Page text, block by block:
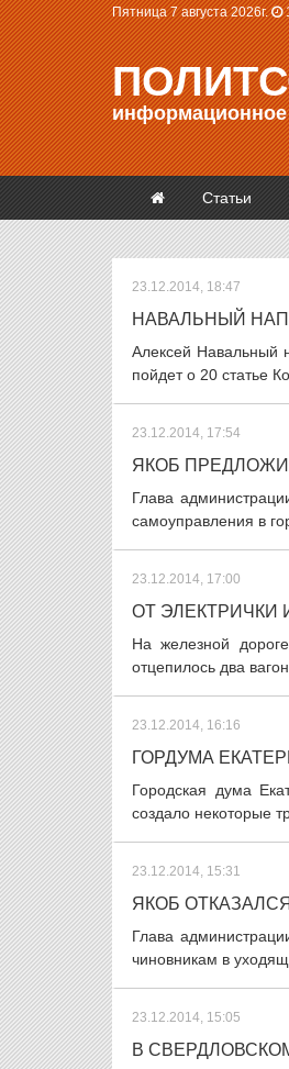
Пятница 7 августа 2026г.
информационное
Статьи
23.12.2014, 18:47
НАВАЛЬНЫЙ
Алексей Навальный
пойдет о 20 статье
23.12.2014, 17:54
ЯКОБ
Глава
самоуправления в
23.12.2014, 17:00
ОТ
На железной
отцепилось два
23.12.2014, 16:16
ГОРДУМА
Городская дума
создало некоторые
23.12.2014, 15:31
ЯКОБ
Глава
чиновникам в
23.12.2014, 15:05
В